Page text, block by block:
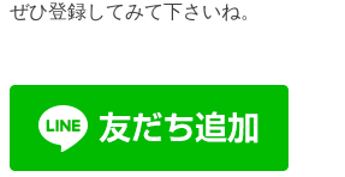
ぜひ登録してみて下さいね。